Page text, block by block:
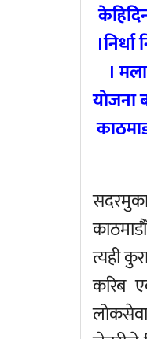
।
याेजना
त्यही
करिब